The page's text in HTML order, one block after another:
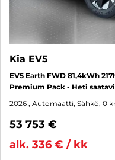
Kia EV5
EV5 Earth FWD 81,4kWh
Premium Pack - Heti
2026 , Automaatti, Sähkö, 0
53 753 €
alk. 336 € / kk